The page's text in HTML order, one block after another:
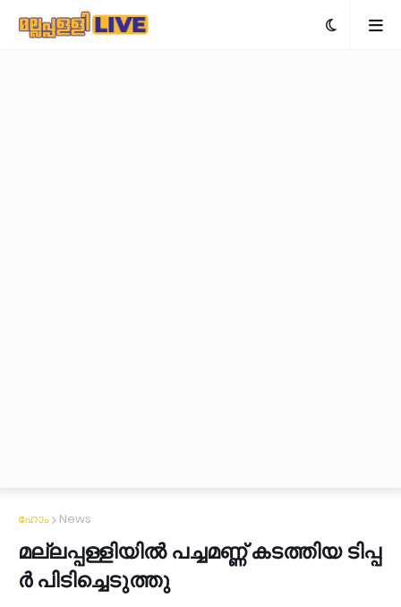
ഹോം News
മല്ലപ്പള്ളിയിൽ പ​ച്ച​മ​ണ്ണ് ക​ട​ത്തി​യ ടി​പ്പ​
ർ പി​ടി​ച്ചെ​ടു​ത്തു